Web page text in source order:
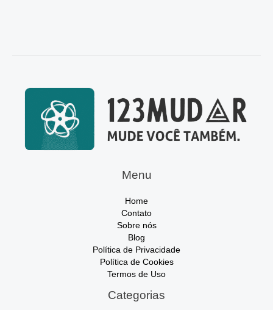
Menu
Home
Contato
Sobre nós
Blog
Política de Privacidade
Política de Cookies
Termos de Uso
Categorias